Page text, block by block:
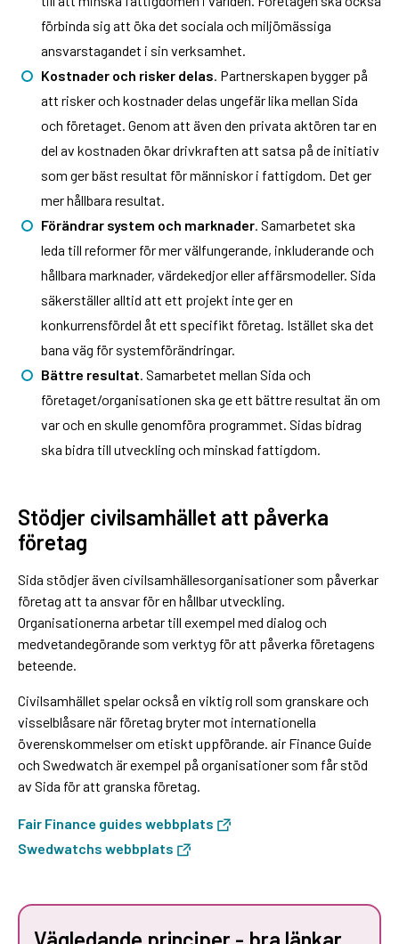
förbinda sig att öka det sociala och miljömässiga
ansvarstagandet i sin verksamhet.
Kostnader och risker delas . Partnerskapen bygger på
att risker och kostnader delas ungefär lika mellan Sida
och företaget. Genom att även den privata aktören tar en
del av kostnaden ökar drivkraften att satsa på de initiativ
som ger bäst resultat för människor i fattigdom. Det ger
mer hållbara resultat.
Förändrar system och marknader. Samarbetet ska
leda till reformer för mer välfungerande, inkluderande och
hållbara marknader, värdekedjor eller affärsmodeller. Sida
säkerställer alltid att ett projekt inte ger en
konkurrensfördel åt ett specifikt företag. Istället ska det
bana väg för systemförändringar.
Bättre resultat . Samarbetet mellan Sida och
företaget/organisationen ska ge ett bättre resultat än om
var och en skulle genomföra programmet. Sidas bidrag
ska bidra till utveckling och minskad fattigdom.
Stödjer civilsamhället att påverka
företag
Sida stödjer även civilsamhällesorganisationer som påverkar
företag att ta ansvar för en hållbar utveckling.
Organisationerna arbetar till exempel med dialog och
medvetandegörande som verktyg för att påverka företagens
beteende.
Civilsamhället spelar också en viktig roll som granskare och
visselblåsare när företag bryter mot internationella
överenskommelser om etiskt uppförande. air Finance Guide
och Swedwatch är exempel på organisationer som får stöd
av Sida för att granska företag.
Fair Finance guides webbplats
Swedwatchs webbplats
Vägledande principer - bra länkar